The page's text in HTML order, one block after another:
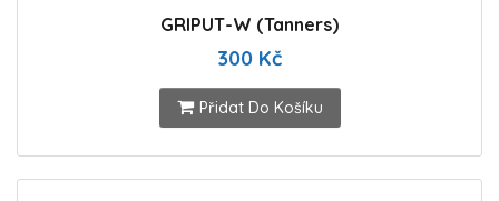
GRIPUT-W (Tanners)
300 Kč
Přidat Do Košíku